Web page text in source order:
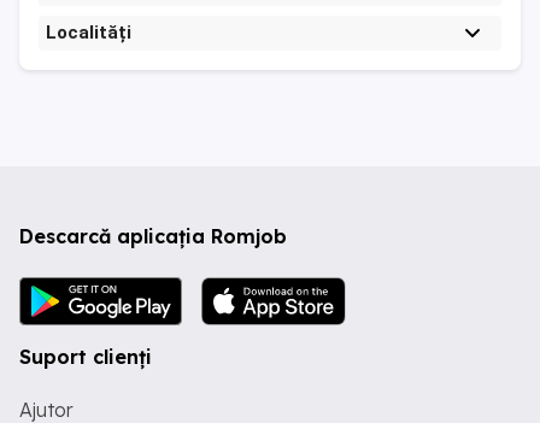
Localități
Descarcă aplicația Romjob
Suport clienți
Ajutor